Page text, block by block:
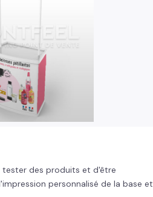
des produits et d'être
personnalisé de la base et